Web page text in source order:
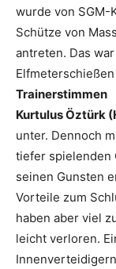
wurde von SGM-
Schütze von
antreten. Das
Trainerstimmen
Kurtulus Öztürk
unter. Dennoch
tiefer spielenden
seinen Gunsten
Vorteile zum
haben aber viel
leicht verloren.